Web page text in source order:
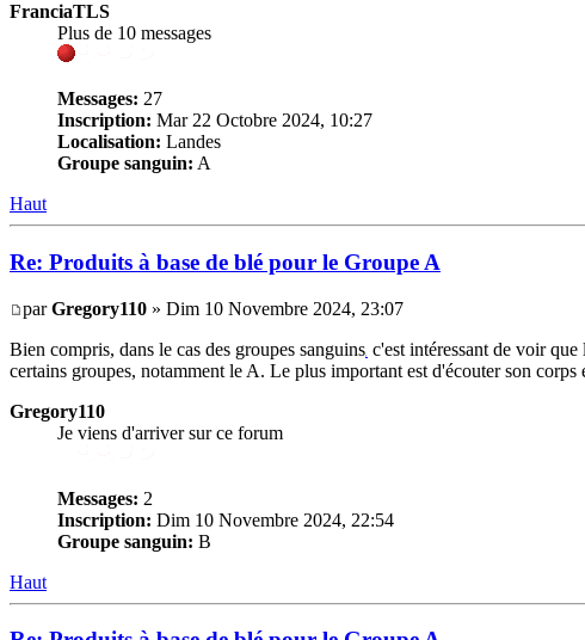
FranciaTLS
Plus de 10 messages
Messages: 27
Inscription: Mar 22 Octobre 2024, 10:27
Localisation: Landes
Groupe sanguin: A
Haut
Re: Produits à base de blé pour le Groupe A
parGregory110 » Dim 10 Novembre 2024, 23:07
Bien compris, dans le cas des groupes sanguins c'est intéressant de voir
certains groupes, notamment le A. Le plus important est d'écouter son
Gregory110
Je viens d'arriver sur ce forum
Messages: 2
Inscription: Dim 10 Novembre 2024, 22:54
Groupe sanguin: B
Haut